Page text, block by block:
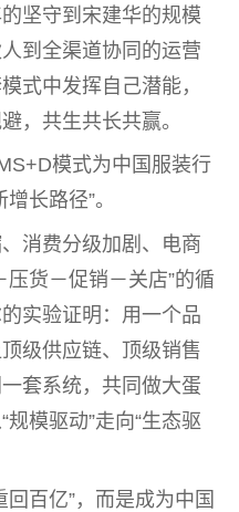
坚守到宋建华的规模
到全渠道协同的运营
式中发挥自己潜能，
，共生共长共赢。
模式为中国服装行
长路径”。
消费分级加剧、电商
货－促销－关店”的循
实验证明：用一个品
级供应链、顶级销售
套系统，共同做大蛋
模驱动”走向“生态驱
百亿”，而是成为中国